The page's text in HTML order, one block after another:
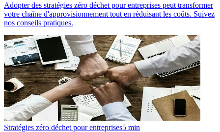
Adopter des stratégies zéro déchet pour entreprises peut transformer
votre chaîne d'approvisionnement tout en réduisant les coûts. Suivez
nos conseils pratiques.
Stratégies zéro déchet pour entreprises5 min